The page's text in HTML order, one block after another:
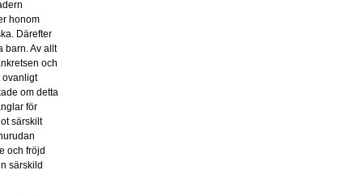
honom
Därefter
barn. Av allt
och
ovanligt
om detta
för
särskilt
och fröjd
särskild